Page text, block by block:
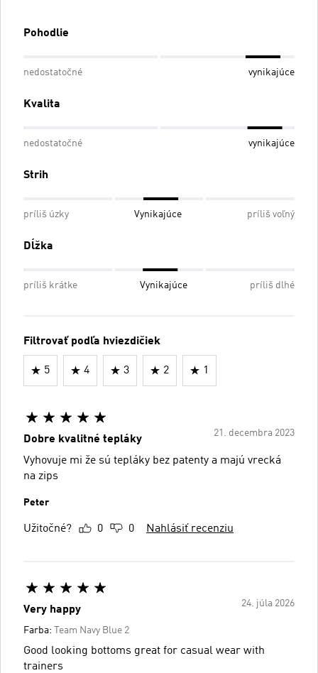
Pohodlie
nedostatočné vynikajúce
Kvalita
nedostatočné vynikajúce
Strih
príliš úzky Vynikajúce príliš voľný
Dĺžka
príliš krátke Vynikajúce príliš dlhé
Filtrovať podľa hviezdičiek
5 4 3 2 1
21. decembra 2023
Dobre kvalitné tepláky
Vyhovuje mi že sú tepláky bez patenty a majú vrecká
na zips
Peter
Užitočné? 0 0 Nahlásiť recenziu
24. júla 2026
Very happy
Farba: Team Navy Blue 2
Good looking bottoms great for casual wear with
trainers